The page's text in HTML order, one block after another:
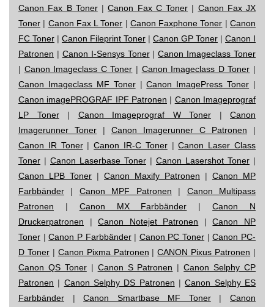
Canon Fax B Toner|Canon Fax C Toner | Canon Fax JX
Toner | Canon Fax L Toner | Canon Faxphone Toner |Canon
FC Toner | Canon Fileprint Toner | Canon GP Toner | Canon I
Patronen | Canon I-Sensys Toner|Canon Imageclass Toner
| Canon Imageclass C Toner | Canon Imageclass D Toner |
Canon Imageclass MF Toner|Canon ImagePress Toner |
Canon imagePROGRAF IPF Patronen | Canon Imageprograf
LP Toner| Canon Imageprograf W Toner | Canon
Imagerunner Toner | Canon Imagerunner C Patronen |
Canon IR Toner|Canon IR-C Toner|Canon Laser Class
Toner | Canon Laserbase Toner | Canon Lasershot Toner |
Canon LPB Toner | Canon Maxify Patronen | Canon MP
Farbbänder | Canon MPF Patronen | Canon Multipass
Patronen | Canon MX Farbbänder |Canon N
Druckerpatronen |Canon Notejet Patronen |Canon NP
Toner |Canon P Farbbänder| Canon PC Toner |Canon PC-
D Toner| Canon Pixma Patronen |CANON Pixus Patronen |
Canon QS Toner| Canon S Patronen |Canon Selphy CP
Patronen | Canon Selphy DS Patronen |Canon Selphy ES
Farbbänder |Canon Smartbase MF Toner|Canon